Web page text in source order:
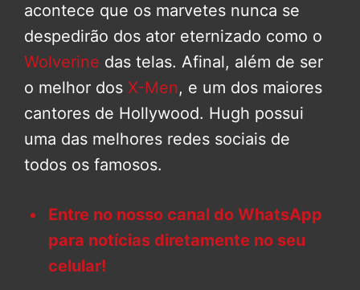
acontece que os marvetes nunca se
despedirão dos ator eternizado como o
Wolverine das telas. Afinal, além de ser
o melhor dos X-Men, e um dos maiores
cantores de Hollywood. Hugh possui
uma das melhores redes sociais de
todos os famosos.
Entre no nosso canal do WhatsApp
para notícias diretamente no seu
celular!